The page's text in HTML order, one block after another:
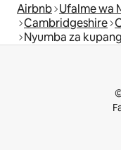
Airbnb Ufalme wa
Cambridgeshire
Nyumba za